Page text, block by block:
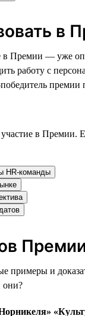
в
Премии — уже
работу с
премии
в Премии.
HR-команды
примеры и
они?